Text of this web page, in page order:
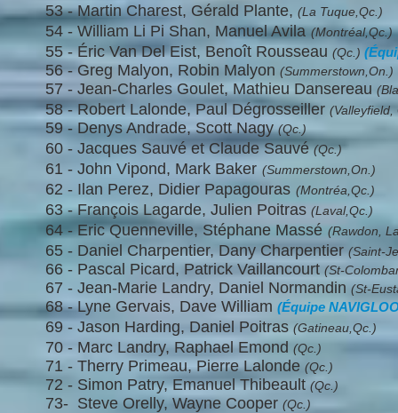
53 - Martin Charest, Gérald Plante, (La Tuque,Qc.)
54 - William Li Pi Shan, Manuel Avila (Montréal,Qc.)
55 - Éric Van Del Eist, Benoît Rousseau (Qc.)
56 - Greg Malyon, Robin Malyon (Summerstown,On.)
57 - Jean-Charles Goulet, Mathieu Dansereau
58 - Robert Lalonde, Paul Dégrosseiller (Valleyfield,
59 -Denys Andrade, Scott Nagy(Qc.)
60 - Jacques Sauvé et Claude Sauvé(Qc.)
61 - John Vipond, Mark Baker (Summerstown,On.)
62 - Ilan Perez, Didier Papagouras (Montréa,Qc.)
63 - François Lagarde, Julien Poitras (Laval,Qc.)
64 - Eric Quenneville, Stéphane Massé (Rawdon,
65 - Daniel Charpentier, Dany Charpentier (Saint-
66 - Pascal Picard, Patrick Vaillancourt (St-
67 - Jean-Marie Landry, Daniel Normandin (St-
68 - Lyne Gervais, Dave William (Équipe
69 - Jason Harding, Daniel Poitras (Gatineau,Qc.)
70 - Marc Landry, Raphael Emond (Qc.)
71 - Therry Primeau, Pierre Lalonde (Qc.)
72 - Simon Patry, Emanuel Thibeault (Qc.)
73- Steve Orelly, Wayne Cooper (Qc.)